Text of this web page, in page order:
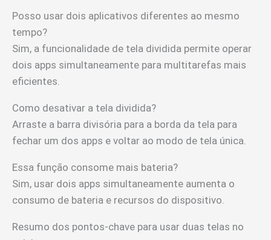
Posso usar dois aplicativos diferentes ao mesmo
tempo?
Sim, a funcionalidade de tela dividida permite operar
dois apps simultaneamente para multitarefas mais
eficientes.
Como desativar a tela dividida?
Arraste a barra divisória para a borda da tela para
fechar um dos apps e voltar ao modo de tela única.
Essa função consome mais bateria?
Sim, usar dois apps simultaneamente aumenta o
consumo de bateria e recursos do dispositivo.
Resumo dos pontos-chave para usar duas telas no